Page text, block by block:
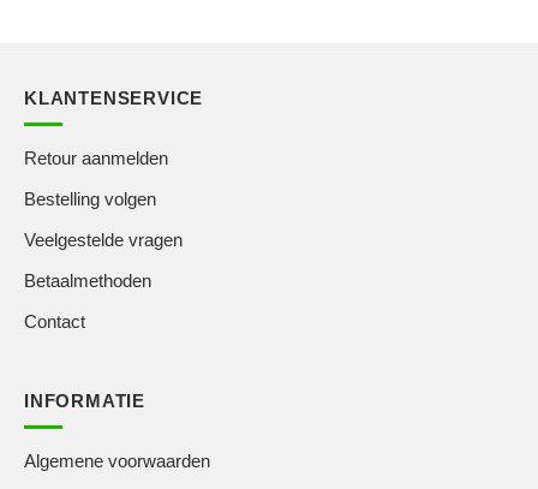
KLANTENSERVICE
Retour aanmelden
Bestelling volgen
Veelgestelde vragen
Betaalmethoden
Contact
INFORMATIE
Algemene voorwaarden